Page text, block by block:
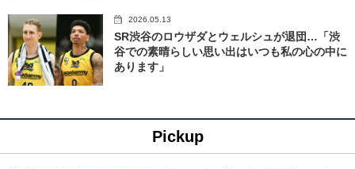
2026.05.13
SR渋谷のロウザダとウェルシュが退団…「渋
谷での素晴らしい思い出はいつも私の心の中に
あります」
Pickup